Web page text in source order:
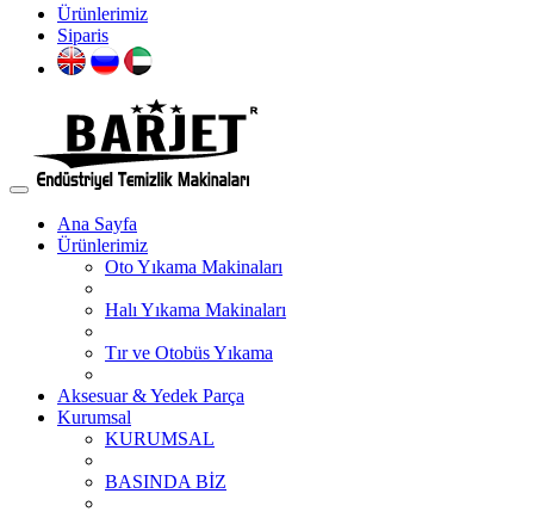
Ürünlerimiz
Siparis
Ana Sayfa
Ürünlerimiz
Oto Yıkama Makinaları
Halı Yıkama Makinaları
Tır ve Otobüs Yıkama
Aksesuar & Yedek Parça
Kurumsal
KURUMSAL
BASINDA BİZ